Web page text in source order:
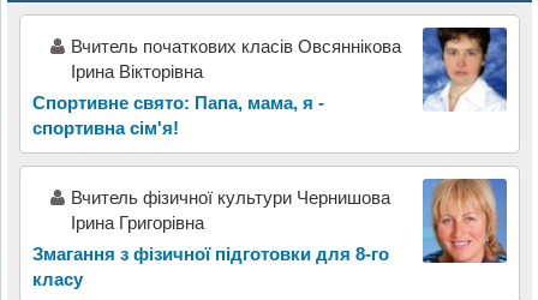
Вчитель початкових класів Овсяннікова
Ірина Вікторівна
Спортивне свято: Папа, мама, я -
спортивна сім'я!
Вчитель фізичної культури Чернишова
Ірина Григорівна
Змагання з фізичної підготовки для 8-го
класу